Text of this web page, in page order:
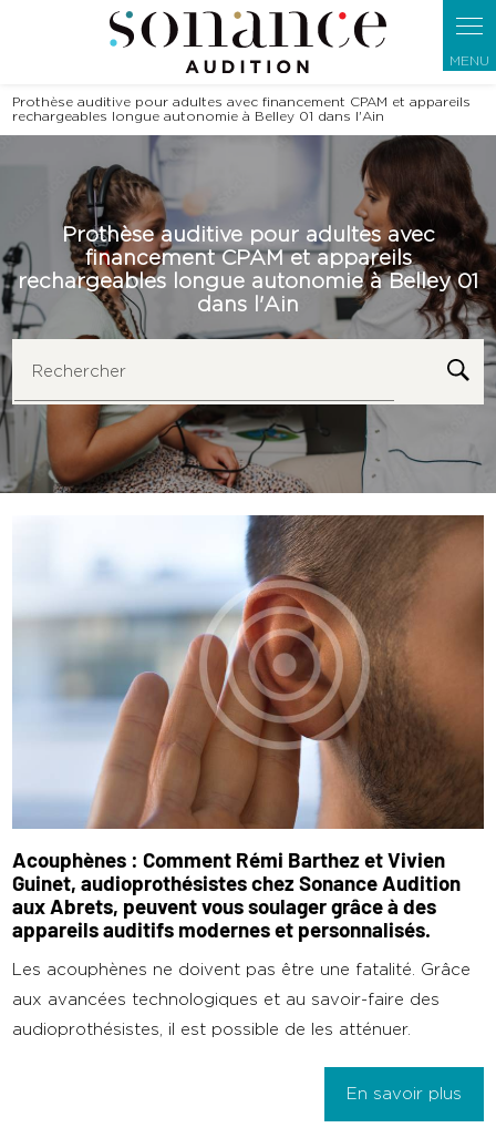
Prothèse auditive pour adultes avec financement CPAM et appareils
rechargeables longue autonomie à Belley 01 dans l'Ain
Prothèse auditive pour adultes avec
financement CPAM et appareils
rechargeables longue autonomie à Belley 01
dans l'Ain
Rechercher
Acouphènes : Comment Rémi Barthez et Vivien
Guinet, audioprothésistes chez Sonance Audition
aux Abrets, peuvent vous soulager grâce à des
appareils auditifs modernes et personnalisés.
Les acouphènes ne doivent pas être une fatalité. Grâce
aux avancées technologiques et au savoir-faire des
audioprothésistes, il est possible de les atténuer.
En savoir plus
Panneau de gestion des cookies